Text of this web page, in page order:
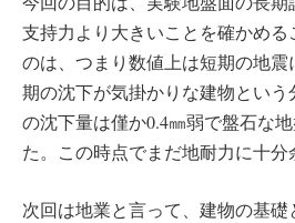
支持力より大きいことを確かめる
のは、つまり数値上は短期の地
期の沈下が気掛かりな建物とい
の沈下量は僅か0.4㎜弱で盤石な
た。この時点でまだ地耐力に十分
次回は地業と言って、建物の基